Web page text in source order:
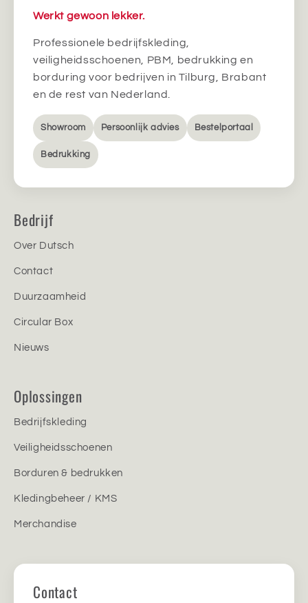
Werkt gewoon lekker.
Professionele bedrijfskleding,
veiligheidsschoenen, PBM, bedrukking en
borduring voor bedrijven in Tilburg, Brabant
en de rest van Nederland.
Showroom Persoonlijk advies Bestelportaal
Bedrukking
Bedrijf
Over Dutsch
Contact
Duurzaamheid
Circular Box
Nieuws
Oplossingen
Bedrijfskleding
Veiligheidsschoenen
Borduren & bedrukken
Kledingbeheer / KMS
Merchandise
Contact